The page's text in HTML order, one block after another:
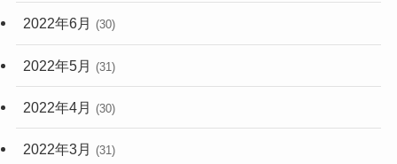
2022年6月 (30)
2022年5月 (31)
2022年4月 (30)
2022年3月 (31)